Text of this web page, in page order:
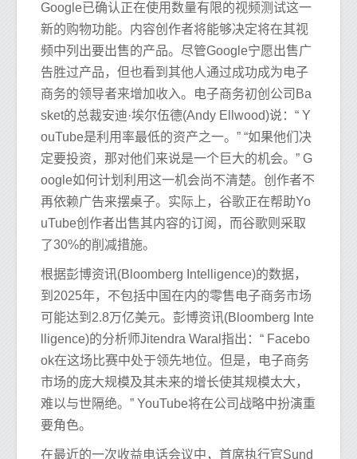
Google已确认正在使用数量有限的视频测试这一
新的购物功能。内容创作者将能够决定将在其视
频中列出要出售的产品。尽管Google宁愿出售广
告胜过产品，但也看到其他人通过成功成为电子
商务的领导者来增加收入。电子商务初创公司Ba
sket的总裁安迪·埃尔伍德(Andy Ellwood)说：“ Y
ouTube是利用率最低的资产之一。” “如果他们决
定要投资，那对他们来说是一个巨大的机会。” G
oogle如何计划利用这一机会尚不清楚。创作者不
再依赖广告来摆桌子。实际上，谷歌正在帮助Yo
uTube创作者出售其内容的订阅，而谷歌则采取
了30%的削减措施。
根据彭博资讯(Bloomberg Intelligence)的数据，
到2025年，不包括中国在内的零售电子商务市场
可能达到2.8万亿美元。彭博资讯(Bloomberg Inte
lligence)的分析师Jitendra Waral指出：“ Facebo
ok在这场比赛中处于领先地位。但是，电子商务
市场的庞大规模及其未来的增长使其规模太大，
难以与世隔绝。” YouTube将在公司战略中扮演重
要角色。
在最近的一次收益电话会议中，首席执行官Sund